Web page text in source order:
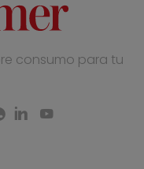
consumo para tu